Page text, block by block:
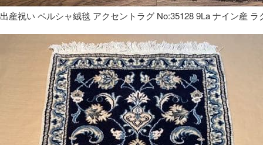
出産祝い ペルシャ絨毯 アクセントラグ No:35128 9La ナイン産 ラ